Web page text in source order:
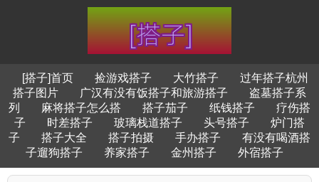
[搭子]首页 捡游戏搭子 大竹搭子
过年搭子杭州
搭子图片
广汉有没有饭搭子和旅游搭子
盗墓搭子系
列
麻将搭子怎么搭 搭子茄子 纸钱搭子
疗伤搭
子
时差搭子 玻璃栈道搭子 头号搭子
炉门搭
子
搭子大全 搭子拍摄 手办搭子
有没有喝酒搭
子遛狗搭子
养家搭子 金州搭子 外宿搭子